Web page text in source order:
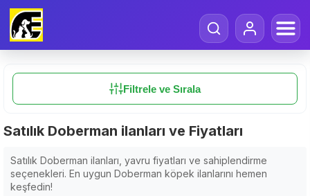
Filtrele ve Sırala
Satılık Doberman ilanları ve Fiyatları
Satılık Doberman ilanları, yavru fiyatları ve sahiplendirme
seçenekleri. En uygun Doberman köpek ilanlarını hemen
keşfedin!